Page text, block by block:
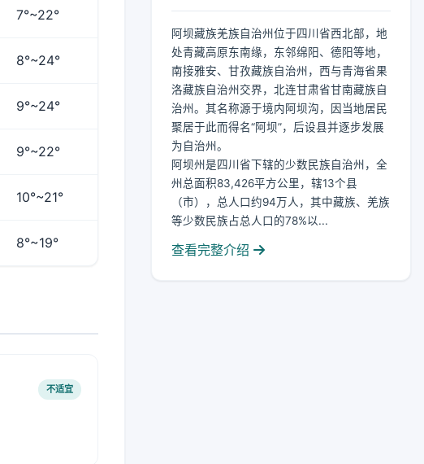
7°~22°
8°~24°
9°~24°
9°~22°
10°~21°
8°~19°
不适宜
阿坝藏族羌族自治州位于四川省西北部，地
处青藏高原东南缘，东邻绵阳、德阳等地，
南接雅安、甘孜藏族自治州，西与青海省果
洛藏族自治州交界，北连甘肃省甘南藏族自
治州。其名称源于境内阿坝沟，因当地居民
聚居于此而得名“阿坝”，后设县并逐步发展
为自治州。
阿坝州是四川省下辖的少数民族自治州，全
州总面积83,426平方公里，辖13个县
（市），总人口约94万人，其中藏族、羌族
等少数民族占总人口的78%以...
查看完整介绍